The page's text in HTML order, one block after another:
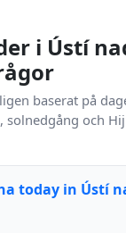
i Ústí
baserat på
solnedgång och
today in Ústí